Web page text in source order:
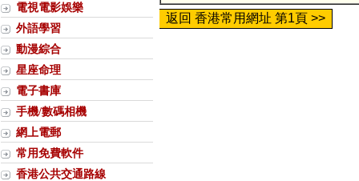
電視電影娛樂
外語學習
動漫綜合
星座命理
電子書庫
手機/數碼相機
網上電郵
常用免費軟件
香港公共交通路線
返回 香港常用網址 第1頁 >>